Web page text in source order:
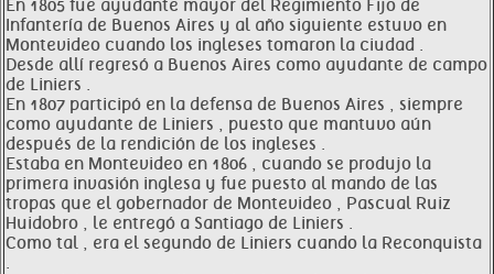
En 1805 fue ayudante mayor del Regimiento Fijo de
Infantería de Buenos Aires y al año siguiente estuvo en
Montevideo cuando los ingleses tomaron la ciudad .
Desde allí regresó a Buenos Aires como ayudante de campo
de Liniers .
En 1807 participó en la defensa de Buenos Aires , siempre
como ayudante de Liniers , puesto que mantuvo aún
después de la rendición de los ingleses .
Estaba en Montevideo en 1806 , cuando se produjo la
primera invasión inglesa y fue puesto al mando de las
tropas que el gobernador de Montevideo , Pascual Ruiz
Huidobro , le entregó a Santiago de Liniers .
Como tal , era el segundo de Liniers cuando la Reconquista
.